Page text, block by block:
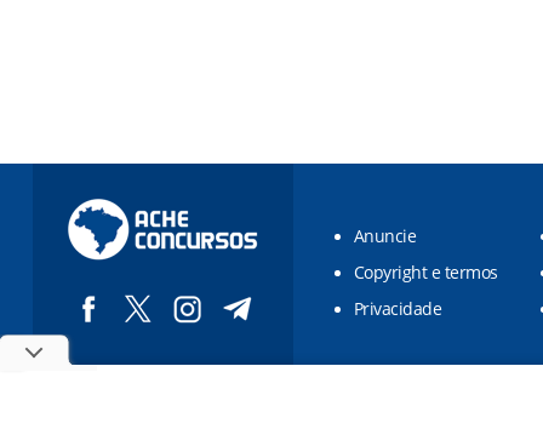
Anuncie
Copyright e termos
Privacidade